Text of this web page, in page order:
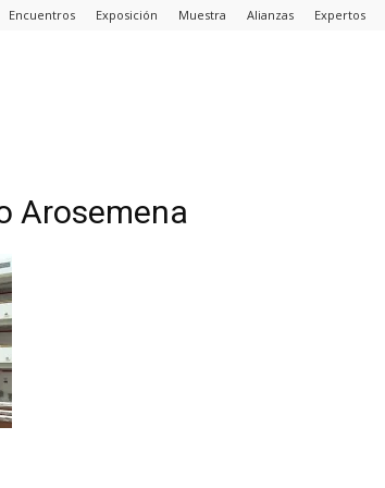
Encuentros Exposición Muestra Alianzas Expertos
Arosemena